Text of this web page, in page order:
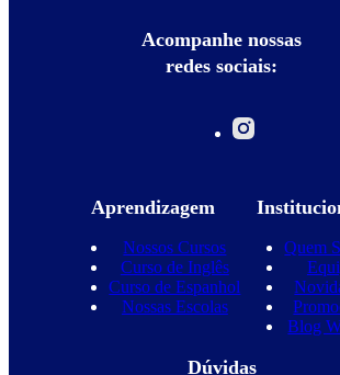
Acompanhe nossas
redes sociais:
Aprendizagem
Nossos Cursos
Curso de Inglês
Curso de Espanhol
Nossas Escolas
Quem
Blog
Dúvidas